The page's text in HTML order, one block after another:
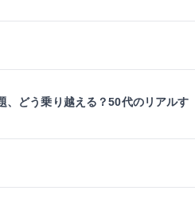
、どう乗り越える？50代のリアルす